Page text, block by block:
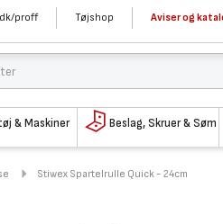
proff Tøjshop Aviser og
& Maskiner Beslag, Skruer & Søm
Stiwex Spartelrulle Quick - 24cm